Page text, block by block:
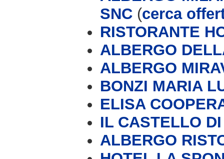
SNC (cerca
RISTORANTE
ALBERGO
ALBERGO
BONZI MARIA
ELISA
IL CASTELLO
ALBERGO